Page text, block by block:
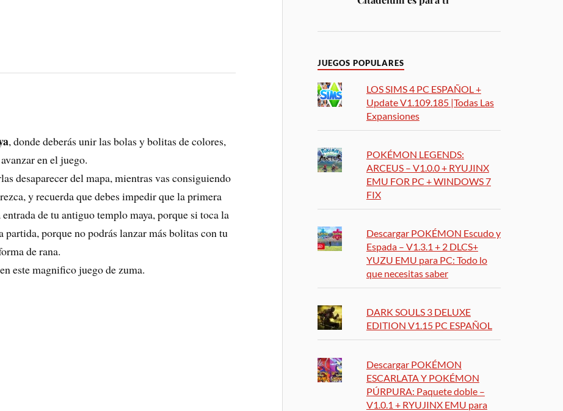
, donde deberás unir las bolas y bolitas de colores,
en el juego.
desaparecer del mapa, mientras vas consiguiendo
y recuerda que debes impedir que la primera
de tu antiguo templo maya, porque si toca la
partida, porque no podrás lanzar más bolitas con tu
de rana.
este magnifico juego de zuma.
JUEGOS POPULARES
LOS SIMS 4 PC ESPAÑOL +
Update V1.109.185 |Todas Las
Expansiones
POKÉMON LEGENDS:
ARCEUS – V1.0.0 + RYUJINX
EMU FOR PC + WINDOWS 7
FIX
Descargar POKÉMON Escudo y
Espada – V1.3.1 + 2 DLCS+
YUZU EMU para PC: Todo lo
que necesitas saber
DARK SOULS 3 DELUXE
EDITION V1.15 PC ESPAÑOL
Descargar POKÉMON
ESCARLATA Y POKÉMON
PÚRPURA: Paquete doble –
V1.0.1 + RYUJINX EMU para